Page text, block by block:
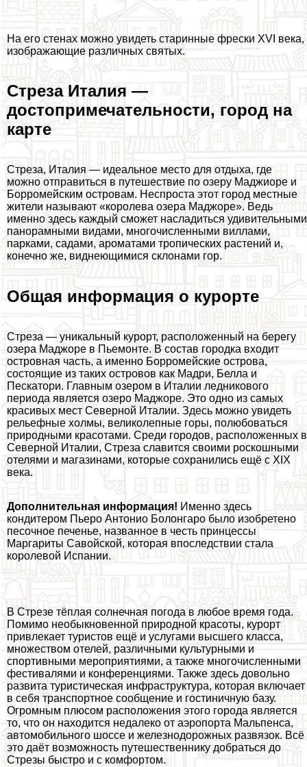
На его стенах можно увидеть старинные фрески XVI века,
изображающие различных святых.
Стреза Италия —
достопримечательности, город на
карте
Стреза, Италия — идеальное место для отдыха, где
можно отправиться в путешествие по озеру Маджиоре и
Борромейским островам. Неспроста этот город местные
жители называют «королева озера Маджоре». Ведь
именно здесь каждый сможет насладиться удивительными
панорамными видами, многочисленными виллами,
парками, садами, ароматами тропических растений и,
конечно же, виднеющимися склонами гор.
Общая информация о курорте
Стреза — уникальный курорт, расположенный на берегу
озера Маджоре в Пьемонте. В состав городка входит
островная часть, а именно Борромейские острова,
состоящие из таких островов как Мадри, Белла и
Пескатори. Главным озером в Италии ледникового
периода является озеро Маджоре. Это одно из самых
красивых мест Северной Италии. Здесь можно увидеть
рельефные холмы, великолепные горы, полюбоваться
природными красотами. Среди городов, расположенных в
Северной Италии, Стреза славится своими роскошными
отелями и магазинами, которые сохранились ещё с XIX
века.
Дополнительная информация! Именно здесь
кондитером Пьеро Антонио Болонгаро было изобретено
песочное печенье, названное в честь принцессы
Маргариты Савойской, которая впоследствии стала
королевой Испании.
В Стрезе тёплая солнечная погода в любое время года.
Помимо необыкновенной природной красоты, курорт
привлекает туристов ещё и услугами высшего класса,
множеством отелей, различными культурными и
спортивными мероприятиями, а также многочисленными
фестивалями и конференциями. Также здесь довольно
развита туристическая инфраструктура, которая включает
в себя трaнcпортное сообщение и гостиничную базу.
Огромным плюсом расположения этого города является
то, что он находится недалеко от аэропорта Мальпенса,
автомобильного шоссе и железнодорожных развязок. Всё
это даёт возможность путешественнику добраться до
Стрезы быстро и с комфортом.